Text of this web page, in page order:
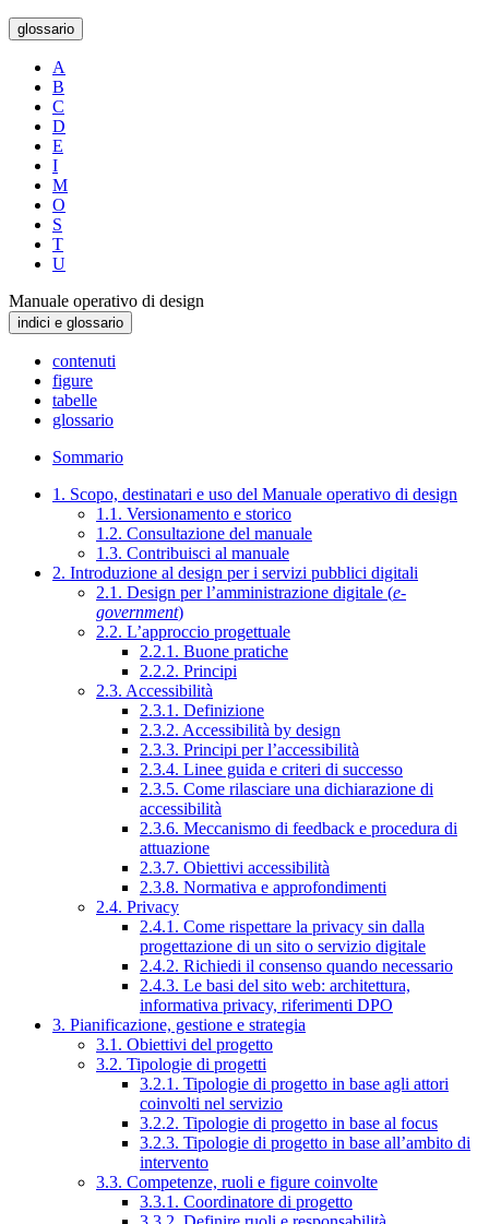
glossario
A
B
C
D
E
I
M
O
S
T
U
Manuale operativo di design
indici e glossario
contenuti
figure
tabelle
glossario
Sommario
1. Scopo, destinatari e uso del Manuale operativo di design
1.1. Versionamento e storico
1.2. Consultazione del manuale
1.3. Contribuisci al manuale
2. Introduzione al design per i servizi pubblici digitali
2.1. Design per l’amministrazione digitale (e-
government)
2.2. L’approccio progettuale
2.2.1. Buone pratiche
2.2.2. Principi
2.3. Accessibilità
2.3.1. Definizione
2.3.2. Accessibilità by design
2.3.3. Principi per l’accessibilità
2.3.4. Linee guida e criteri di successo
2.3.5. Come rilasciare una dichiarazione di
accessibilità
2.3.6. Meccanismo di feedback e procedura di
attuazione
2.3.7. Obiettivi accessibilità
2.3.8. Normativa e approfondimenti
2.4. Privacy
2.4.1. Come rispettare la privacy sin dalla
progettazione di un sito o servizio digitale
2.4.2. Richiedi il consenso quando necessario
2.4.3. Le basi del sito web: architettura,
informativa privacy, riferimenti DPO
3. Pianificazione, gestione e strategia
3.1. Obiettivi del progetto
3.2. Tipologie di progetti
3.2.1. Tipologie di progetto in base agli attori
coinvolti nel servizio
3.2.2. Tipologie di progetto in base al focus
3.2.3. Tipologie di progetto in base all’ambito di
intervento
3.3. Competenze, ruoli e figure coinvolte
3.3.1. Coordinatore di progetto